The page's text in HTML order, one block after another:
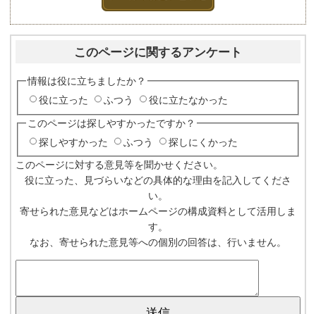
このページに関するアンケート
情報は役に立ちましたか？
役に立った
ふつう 役に立たなかった
このページは探しやすかったですか？
探しやすかった
ふつう 探しにくかった
このページに対する意見等を聞かせください。
役に立った、見づらいなどの具体的な理由を記入してくださ
い。
寄せられた意見などはホームページの構成資料として活用しま
す。
なお、寄せられた意見等への個別の回答は、行いません。